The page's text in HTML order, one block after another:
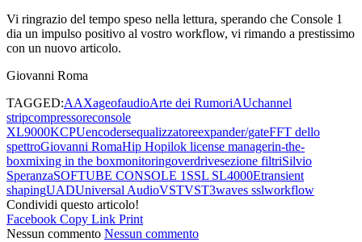
Vi ringrazio del tempo speso nella lettura, sperando che Console 1
dia un impulso positivo al vostro workflow, vi rimando a prestissimo
con un nuovo articolo.
Giovanni Roma
TAGGED:AAXageofaudioArte dei RumoriAUchannel
stripcompressoreconsole
XL9000KCPUencodersequalizzatoreexpander/gateFFT dello
spettroGiovanni RomaHip Hopilok license managerin-the-
boxmixing in the boxmonitoringoverdrivesezione filtriSilvio
SperanzaSOFTUBE CONSOLE 1 SSL SL4000Etransient
shapingUADUniversal AudioVSTVST3waves sslworkflow
Condividi questo articolo!
Facebook Copy Link Print
Nessun commento Nessun commento